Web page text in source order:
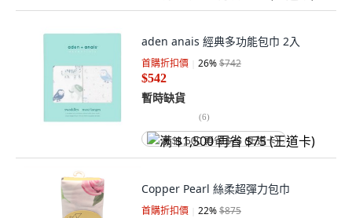
aden anais 經典多功能包巾 2入
首購折扣價 26%$742
$542
暫時缺貨
(6)
满 $1,500 再省 $75 (王道卡)
Copper Pearl 絲柔超彈力包巾
首購折扣價 22%$875